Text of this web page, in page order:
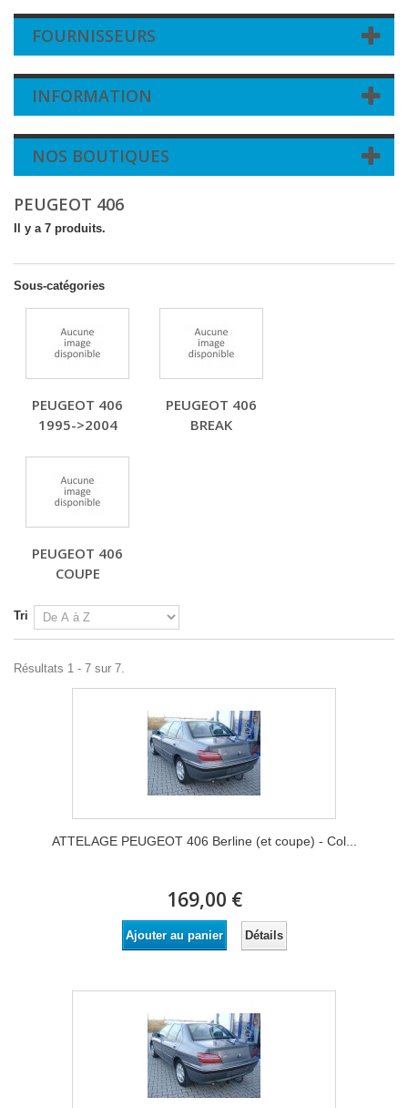
FOURNISSEURS
INFORMATION
NOS BOUTIQUES
PEUGEOT 406
Il y a 7 produits.
Sous-catégories
PEUGEOT 406
1995->2004
PEUGEOT 406
BREAK
PEUGEOT 406
COUPE
Tri
Résultats 1 - 7 sur 7.
ATTELAGE PEUGEOT 406 Berline (et coupe) - Col...
169,00 €
Ajouter au panier Détails